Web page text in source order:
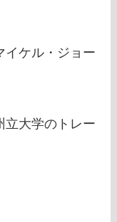
イケル・ジョー
立大学のトレー